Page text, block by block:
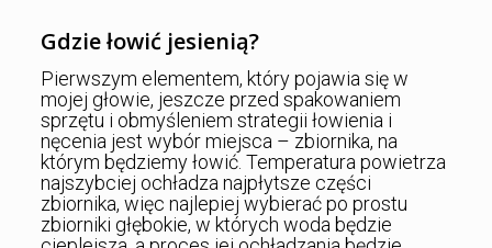
Gdzie łowić jesienią?
Pierwszym elementem, który pojawia się w
mojej głowie, jeszcze przed spakowaniem
sprzętu i obmyśleniem strategii łowienia i
nęcenia jest wybór miejsca – zbiornika, na
którym będziemy łowić. Temperatura powietrza
najszybciej ochładza najpłytsze części
zbiornika, więc najlepiej wybierać po prostu
zbiorniki głębokie, w których woda będzie